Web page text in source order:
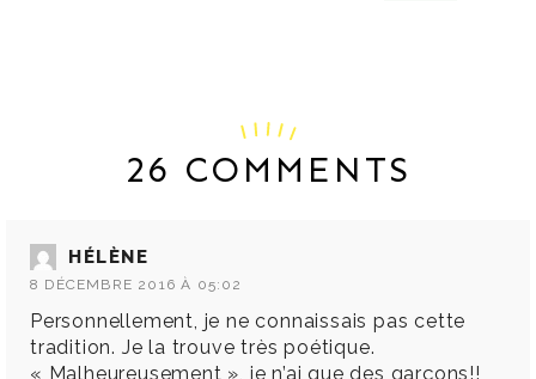
26 COMMENTS
HÉLÈNE
8 DÉCEMBRE 2016 À 05:02
Personnellement, je ne connaissais pas cette
tradition. Je la trouve très poétique.
« Malheureusement », je n’ai que des garçons!!